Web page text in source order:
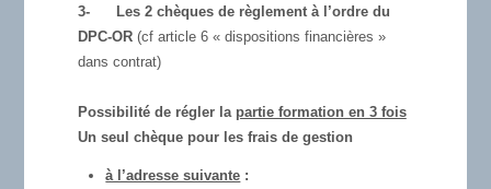
3- Les 2 chèques de règlement à l’ordre du
DPC-OR (cf article 6 « dispositions financières »
dans contrat)
Possibilité de régler la partie formation en 3 fois
Un seul chèque pour les frais de gestion
à l’adresse suivante :